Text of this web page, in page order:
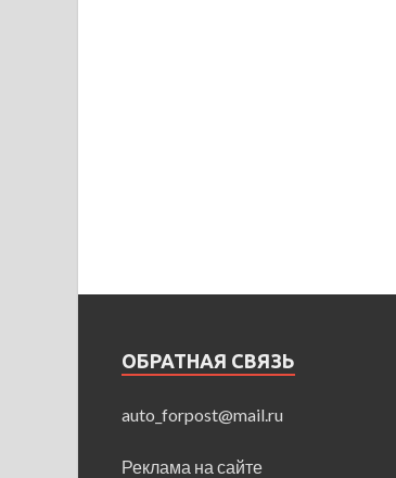
ОБРАТНАЯ СВЯЗЬ
auto_forpost@mail.ru
Реклама на сайте